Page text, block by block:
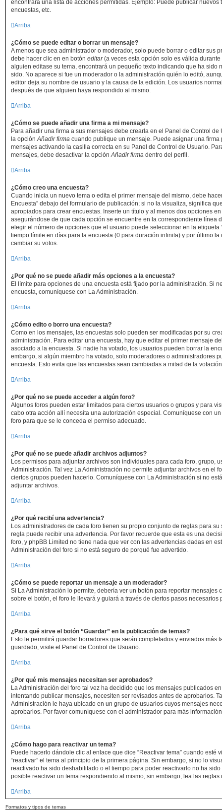
encontrará una lista de acciones permitidas. Ejemplo: Puede publicar nuevos
encuestas, etc.
Arriba
¿Cómo se puede editar o borrar un mensaje?
A menos que sea administrador o moderador, solo puede borrar o editar sus
debe hacer clic en en botón editar(a veces esta opción solo es válida
alguien editase su tema, encontrará un pequeño texto indicando que ha sido
sido. No aparece si fue un moderador o la administración quién lo editó,
editor deja su nombre de usuario y la causa de la edición. Los usuarios
después de que alguien haya respondido al mismo.
Arriba
¿Cómo se puede añadir una firma a mi mensaje?
Para añadir una firma a sus mensajes debe crearla en el Panel de Control de
la opciónAñadir firma cuando publique un mensaje. Puede asignar una firma
mensajes activando la casilla correcta en su Panel de Control de Usuario.
mensajes, debe desactivar la opciónAñadir firma dentro del perfil.
Arriba
¿Cómo creo una encuesta?
Cuando inicia un nuevo tema o edita el primer mensaje del mismo, debe
Encuesta” debajo del formulario de publicación; si no la visualiza, significa
apropiados para crear encuestas. Inserte un título y al menos dos opciones
asegurándose de que cada opción se encuentre en la correspondiente línea
elegir el número de opciones que el usuario puede seleccionar en la etiqueta
tiempo límite en días para la encuesta (0 para duración infinita) y por último
cambiar su votos.
Arriba
¿Por qué no se puede añadir más opciones a la encuesta?
El límite para opciones de una encuesta está fijado por la administración. Si
encuesta, comuníquese con La Administración.
Arriba
¿Cómo edito o borro una encuesta?
Como en los mensajes, las encuestas solo pueden ser modificadas por su
administración. Para editar una encuesta, hay que editar el primer mensaje
asociado a la encuesta. Si nadie ha votado, los usuarios pueden borrar la
embargo, si algún miembro ha votado, solo moderadores o administradores
encuesta. Esto evita que las encuestas sean cambiadas a mitad de la
Arriba
¿Por qué no se puede acceder a algún foro?
Algunos foros pueden estar limitados para ciertos usuarios o grupos y para
cabo otra acción allí necesita una autorización especial. Comuníquese con
foro para que se le conceda el permiso adecuado.
Arriba
¿Por qué no se puede añadir archivos adjuntos?
Los permisos para adjuntar archivos son individuales para cada foro, grupo,
Administración. Tal vez La Administración no permite adjuntar archivos en el
ciertos grupos pueden hacerlo. Comuníquese con La Administración si no
adjuntar archivos.
Arriba
¿Por qué recibí una advertencia?
Los administradores de cada foro tienen su propio conjunto de reglas para
regla puede recibir una advertencia. Por favor recuerde que esta es una
foro, y phpBB Limited no tiene nada que ver con las advertencias dadas en
Administración del foro si no está seguro de porqué fue advertido.
Arriba
¿Cómo se puede reportar un mensaje a un moderador?
Si La Administración lo permite, debería ver un botón para reportar mensajes
sobre el botón, el foro le llevará y guiará a través de ciertos pasos necesarios
Arriba
¿Para qué sirve el botón “Guardar” en la publicación de temas?
Esto le permitirá guardar borradores que serán completados y enviados más
guardado, visite el Panel de Control de Usuario.
Arriba
¿Por qué mis mensajes necesitan ser aprobados?
La Administración del foro tal vez ha decidido que los mensajes publicados
intentando publicar mensajes, necesiten ser revisados antes de aprobarlos.
Administración le haya ubicado en un grupo de usuarios cuyos mensajes
aprobarlos. Por favor comuníquese con el administrador para más
Arriba
¿Cómo hago para reactivar un tema?
Puede hacerlo dándole clic al enlace que dice “Reactivar tema” cuando esté
“reactivar” el tema al principio de la primera página. Sin embargo, si no lo
reactivado ha sido deshabilitado o el tiempo para poder reactivarlo no ha
posible reactivar un tema respondiendo al mismo, sin embargo, lea las reglas
Arriba
Formatos y tipos de temas